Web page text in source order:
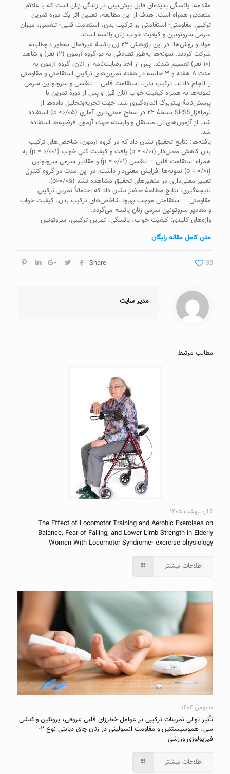
مقدمه: یائسگی پدیده‌ای قابل پیش‌بینی در زندگی زنان است که با علائم
متعددی همراه است. هدف از این مطالعه، تعیین اثر یک دوره تمرین
ترکیبیِ مقاومتی- استقامتی بر ترکیب بدن، استقامت قلبی- تنفسی، میزان
سرمی سروتونین و کیفیت خواب زنان یائسه است.
مواد و روش‌ها: در این پژوهش ۲۲ زن یائسۀ غیرفعال به‌طور داوطلبانه
شرکت کردند. نمونه‌ها به‌طور تصادفی به دو گروه آزمون (۱۲ نفر) و شاهد
(۱۰ نفر) تقسیم شدند. پس از اخذ رضایت‌نامه از آنان، گروه آزمون به
مدت ۸ هفته و ۳ جلسه در هفته تمرین‌های ترکیبیِ استقامتی و مقاومتی
را انجام دادند. ترکیب بدن، استقامت قلبی – تنفسی و سروتونین سرمی
نمونه‌ها به همراه کیفیت خواب آنان قبل و پس از دورۀ تمرین با
پرسش‌نامۀ پیتزبرگ اندازه‌گیری شد. جهت تجزیه‌وتحلیل داده‌ها از
نرم‌افزارSPSS نسخۀ ۲۲ در سطح معنی‌داری آماری (۰/۰۵≥ α) استفاده
شد. از آزمون‌های تی مستقل و وابسته جهت آزمون فرضیه‌ها استفاده
شد.
یافته‌ها: نتایج تحقیق نشان داد که در گروه آزمون، شاخص‌های ترکیب
بدن کاهش معنی‌دار (۰/۰۱ = p) یافت و کیفیت کلی خواب (۰/۰۰۱ = p) به
همراه استقامت قلبی – تنفسی (۰/۰۱ = p) و مقادیر سرمی سروتونین
(۰/۰۱ = p) نمونه‌ها افزایش معنی‌دار داشت. در این مدت در گروه کنترل
تغییر معنی‌داری در متغیرهای تحقیق مشاهده نشد (۰/۰۵<p).
نتیجه‌گیری: نتایج مطالعۀ حاضر نشان داد که احتمالاً تمرین ترکیبی
مقاومتی – استقامتی موجب بهبود شاخص‌های ترکیب بدن، کیفیت خواب
و مقادیر سروتونین سرمی زنان یائسه می‌گردد.
واژه‌های کلیدی: کیفیت خواب، یائسگی، تمرین ترکیبی، سروتونین
متن کامل مقاله رایگان
Share 33
مدیر سایت
مطالب مرتبط
۶ اردیبهشت ۱۴۰۵
The Effect of Locomotor Training and Aerobic Exercises on
Balance, Fear of Falling, and Lower Limb Strength in Elderly
Women With Locomotor Syndrome- exercise physiology
اطلاعات بیشتر
۱۰ بهمن ۱۴۰۴
تأثیر توالی تمرینات ترکیبی بر عوامل خطرزای قلبی عروقی، پروتئین واکنشی
سی، هموسیستئین و مقاومت انسولینی در زنان چاق دیابتی نوع ۲-
فیزیولوژی ورزشی
اطلاعات بیشتر